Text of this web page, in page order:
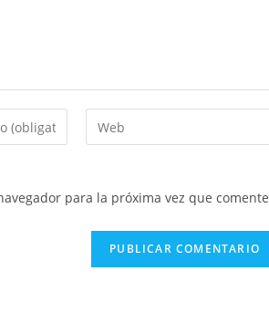
para la próxima vez que